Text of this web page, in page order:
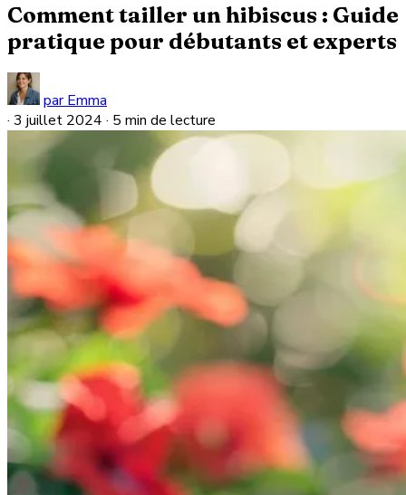
Comment tailler un hibiscus : Guide
pratique pour débutants et experts
par Emma
· 3 juillet 2024 · 5 min de lecture